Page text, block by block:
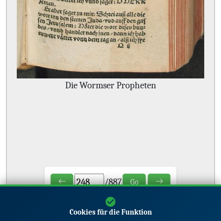
Die Wormser Propheten
/887 Go
Cookies für die Funktion